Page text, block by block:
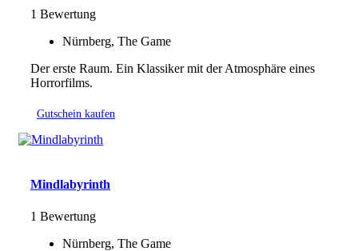
1 Bewertung
Nürnberg, The Game
Der erste Raum. Ein Klassiker mit der Atmosphäre eines
Horrorfilms.
Gutschein kaufen
Mindlabyrinth
1 Bewertung
Nürnberg, The Game